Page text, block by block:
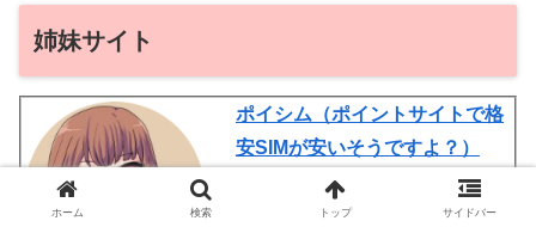
姉妹サイト
ポイシム（ポイントサイトで格
安SIMが安いそうですよ？）
かおるの金銭欲担当ブログ♪ 格
安SIMをなるべく安く利用する
ホーム 検索 トップ サイドバー